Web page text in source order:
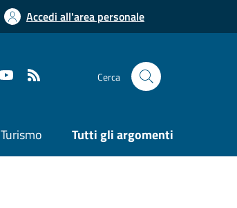
Accedi all'area personale
Cerca
Turismo Tutti gli argomenti